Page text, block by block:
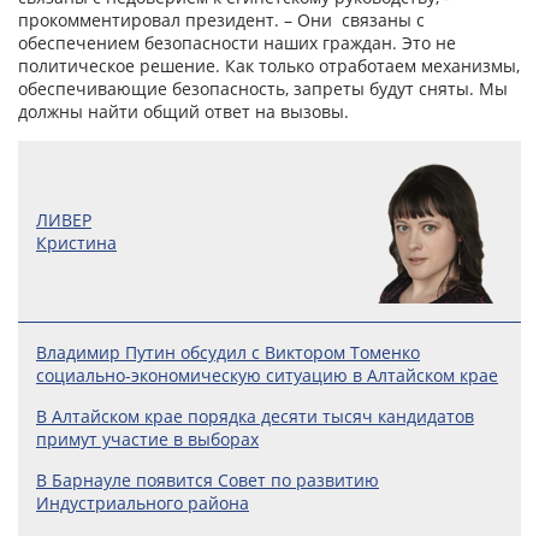
прокомментировал президент. – Они связаны с
обеспечением безопасности наших граждан. Это не
политическое решение. Как только отработаем механизмы,
обеспечивающие безопасность, запреты будут сняты. Мы
должны найти общий ответ на вызовы.
ЛИВЕР
Кристина
Владимир Путин обсудил с Виктором Томенко
социально-экономическую ситуацию в Алтайском крае
В Алтайском крае порядка десяти тысяч кандидатов
примут участие в выборах
В Барнауле появится Совет по развитию
Индустриального района